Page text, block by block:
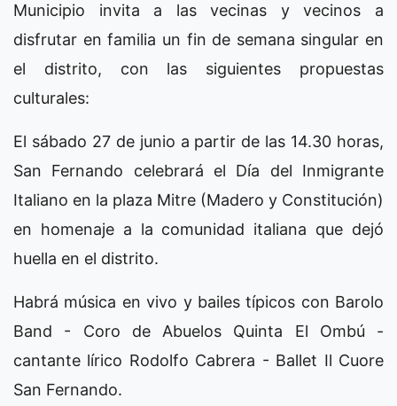
Municipio invita a las vecinas y vecinos a
disfrutar en familia un fin de semana singular en
el distrito, con las siguientes propuestas
culturales:
El sábado 27 de junio a partir de las 14.30 horas,
San Fernando celebrará el Día del Inmigrante
Italiano en la plaza Mitre (Madero y Constitución)
en homenaje a la comunidad italiana que dejó
huella en el distrito.
Habrá música en vivo y bailes típicos con Barolo
Band - Coro de Abuelos Quinta El Ombú -
cantante lírico Rodolfo Cabrera - Ballet Il Cuore
San Fernando.